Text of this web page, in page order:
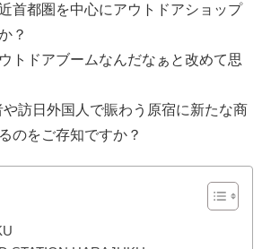
首都圏を中心にアウトドアショップ
？
トドアブームなんだなぁと改めて思
訪日外国人で賑わう原宿に新たな商
のをご存知ですか？